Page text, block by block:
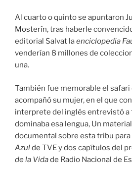
Al cuarto o quinto se apuntaron
Mosterín, tras haberle
editorial Salvat laenciclopedia
venderían 8 millones de
una.
También fue memorable el safari
acompañó su mujer, en el que
interprete del inglés entrevistó a
dominaba esa lengua, Un
documental sobre esta tribu
Azulde TVE y dos capítulos del
de la Vidade Radio Nacional de